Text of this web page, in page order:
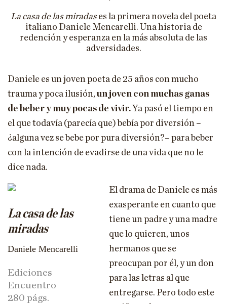
VIÑETAS
ESPECIALES
ESPECIAL VILLACISNEROS
La casa de las miradases la primera novela del poeta
italiano Daniele Mencarelli. Una historia de
redención y esperanza en la más absoluta de las
adversidades.
Daniele es un joven poeta de 25 años con mucho
trauma y poca ilusión,un joven con muchas ganas
de beber y muy pocas de vivir. Ya pasó el tiempo en
el que todavía (parecía que) bebía por diversión –
¿alguna vez se bebe por pura diversión?– para beber
con la intención de evadirse de una vida que no le
dice nada.
La casa de las
miradas
Daniele Mencarelli
Ediciones
Encuentro
280 págs.
El drama de Daniele es más
exasperante en cuanto que
tiene un padre y una madre
que lo quieren, unos
hermanos que se
preocupan por él, y un don
para las letras al que
entregarse. Pero todo este